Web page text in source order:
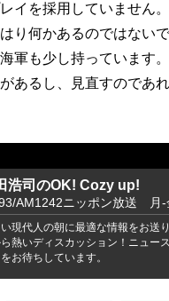
イを採用していません
り何かあるのではない
軍も少し持っています
あるし、見直すのであ
浩司のOK! Cozy up!
AM1242ニッポン放送
現代人の朝に最適な情報をお送
熱いディスカッション！ニュー
お待ちしています。